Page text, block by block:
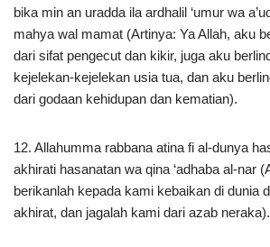
bika min an uradda ila ardhalil ‘umur wa
mahya wal mamat (Artinya: Ya Allah, aku
dari sifat pengecut dan kikir, juga aku
kejelekan-kejelekan usia tua, dan aku
dari godaan kehidupan dan kematian).
12. Allahumma rabbana atina fi al-dunya
akhirati hasanatan wa qina ‘adhaba al-nar
berikanlah kepada kami kebaikan di dunia
akhirat, dan jagalah kami dari azab neraka).